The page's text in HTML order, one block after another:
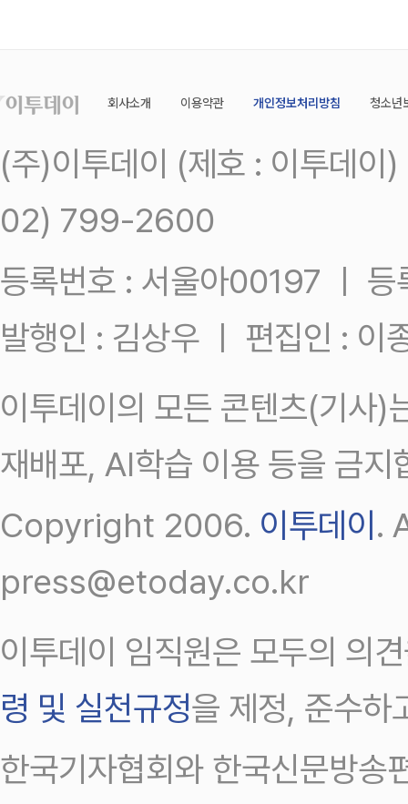
회사소개 이용약관 개인정보처리방침 청소년
(주)이투데이 (제호 : 이투데
02) 799-2600
등록번호 : 서울아00197 ㅣ
발행인 : 김상우 ㅣ 편집인 : 이
이투데이의 모든 콘텐츠(기사)
재배포, AI학습 이용 등을 금지
Copyright 2006. 이투데이.
press@etoday.co.kr
이투데이 임직원은 모두의 의
령 및 실천규정을 제정, 준수하
한국기자협회와 한국신문방송